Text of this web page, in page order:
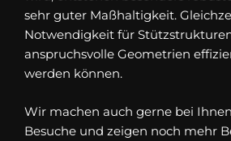
sehr guter Maßhaltigkeit.
Notwendigkeit für
anspruchsvolle Geometrien
werden können.
Wir machen auch gerne bei
Besuche und zeigen noch mehr